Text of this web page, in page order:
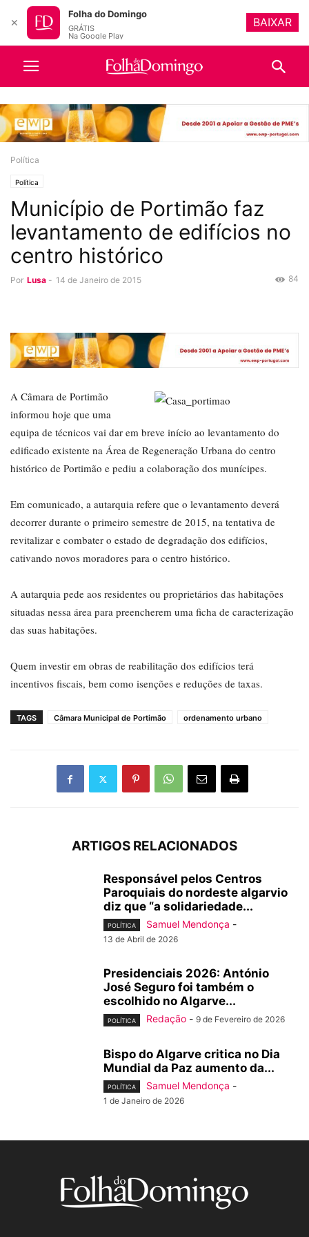
Política
Política
Município de Portimão faz
levantamento de edifícios no
centro histórico
Por Lusa - 14 de Janeiro de 2015 84
A Câmara de Portimão
informou hoje que uma
equipa de técnicos vai dar em breve início ao levantamento do
edificado existente na Área de Regeneração Urbana do centro
histórico de Portimão e pediu a colaboração dos munícipes.
Em comunicado, a autarquia refere que o levantamento deverá
decorrer durante o primeiro semestre de 2015, na tentativa de
revitalizar e combater o estado de degradação dos edifícios,
cativando novos moradores para o centro histórico.
A autarquia pede aos residentes ou proprietários das habitações
situadas nessa área para preencherem uma ficha de caracterização
das suas habitações.
Quem investir em obras de reabilitação dos edifícios terá
incentivos fiscais, bem como isenções e reduções de taxas.
TAGS Câmara Municipal de Portimão ordenamento urbano
ARTIGOS RELACIONADOS
Responsável pelos Centros
Paroquiais do nordeste algarvio
diz que “a solidariedade...
POLÍTICA Samuel Mendonça -
13 de Abril de 2026
Presidenciais 2026: António
José Seguro foi também o
escolhido no Algarve...
POLÍTICA Redação - 9 de Fevereiro de 2026
Bispo do Algarve critica no Dia
Mundial da Paz aumento da...
POLÍTICA Samuel Mendonça -
1 de Janeiro de 2026
✕
Folha do Domingo
GRÁTIS
Na Google Play
BAIXAR